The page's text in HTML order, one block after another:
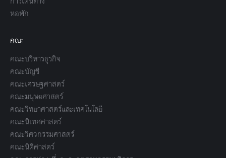
หอพัก
คณะ
คณะบริหารธุรกิจ
คณะบัญชี
คณะเศรษฐศาสตร์
คณะมนุษยศาสตร์
คณะวิทยาศาสตร์และเทคโนโลยี
คณะนิเทศศาสตร์
คณะวิศวกรรมศาสตร์
คณะนิติศาสตร์